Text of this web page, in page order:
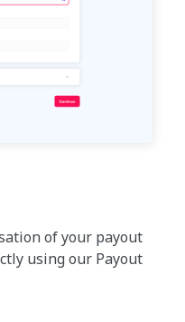
of your payout
using our Payout